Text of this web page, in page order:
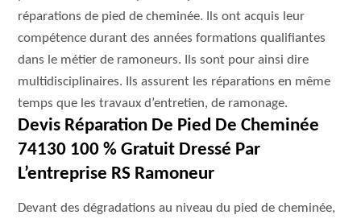
réparations de pied de cheminée. Ils ont acquis leur
compétence durant des années formations qualifiantes
dans le métier de ramoneurs. Ils sont pour ainsi dire
multidisciplinaires. Ils assurent les réparations en même
temps que les travaux d’entretien, de ramonage.
Devis Réparation De Pied De Cheminée
74130 100 % Gratuit Dressé Par
L’entreprise RS Ramoneur
Devant des dégradations au niveau du pied de cheminée,